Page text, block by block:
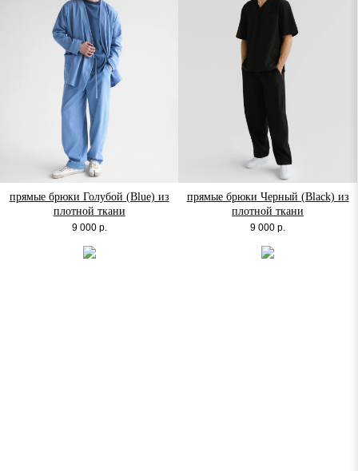
прямые брюки Голубой (Blue) из
плотной ткани
9 000 р.
прямые брюки Черный (Black) из
плотной ткани
9 000 р.